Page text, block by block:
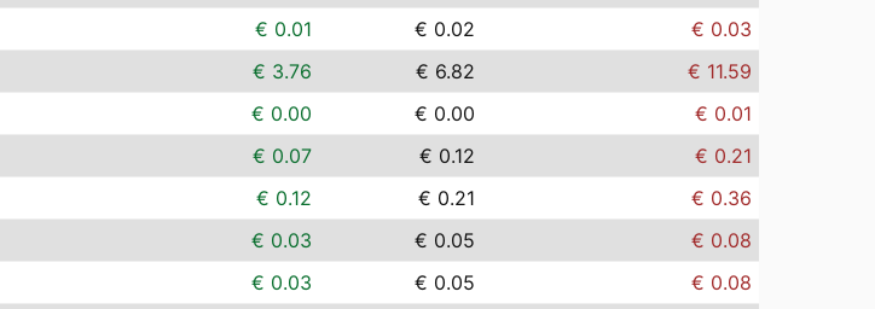
€ 0.01 € 0.02
€ 0.03
€ 3.76 € 6.82
€ 11.59
€ 0.00 € 0.00
€ 0.01
€ 0.07 € 0.12
€ 0.21
€ 0.12 € 0.21
€ 0.36
€ 0.03 € 0.05
€ 0.08
€ 0.03 € 0.05
€ 0.08